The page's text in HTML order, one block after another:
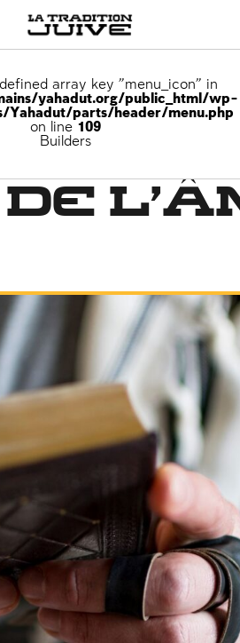
array key "menu_icon" in
yahadut.org/public_html/wp-
Yahadut/parts/header/menu.php
on line 109
Builders